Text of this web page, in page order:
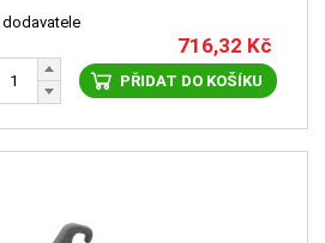
716,32 Kč
PŘIDAT DO KOŠÍKU